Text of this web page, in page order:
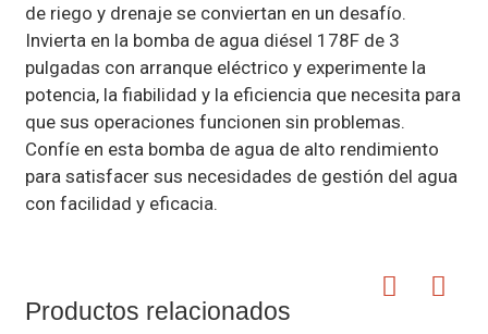
de riego y drenaje se conviertan en un desafío.
Invierta en la bomba de agua diésel 178F de 3
pulgadas con arranque eléctrico y experimente la
potencia, la fiabilidad y la eficiencia que necesita para
que sus operaciones funcionen sin problemas.
Confíe en esta bomba de agua de alto rendimiento
para satisfacer sus necesidades de gestión del agua
con facilidad y eficacia.
Productos relacionados